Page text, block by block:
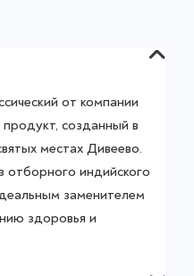
от компании
созданный в
местах Дивеево.
отборного индийского
заменителем
здоровья и